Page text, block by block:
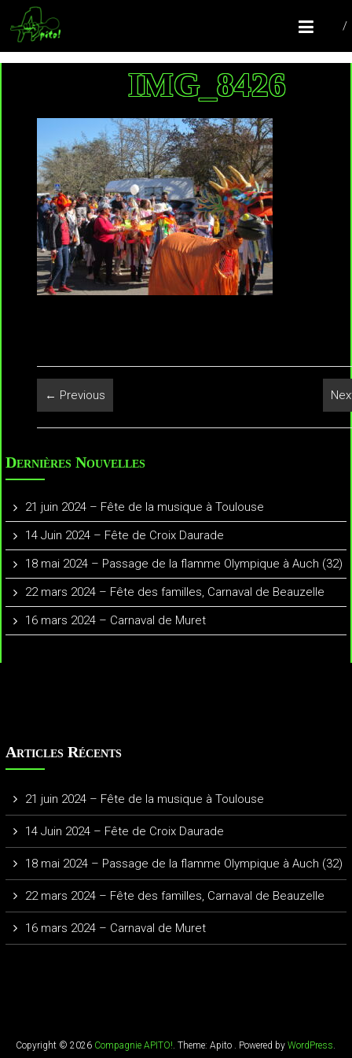
COMPAGNIE APITO!
Batucada Colomiers
IMG_8426
← Previous
Dernières Nouvelles
21 juin 2024 – Fête de la musique à Toulouse
14 Juin 2024 – Fête de Croix Daurade
18 mai 2024 – Passage de la flamme Olympique à Auch (32)
22 mars 2024 – Fête des familles, Carnaval de Beauzelle
16 mars 2024 – Carnaval de Muret
Articles Récents
21 juin 2024 – Fête de la musique à Toulouse
14 Juin 2024 – Fête de Croix Daurade
18 mai 2024 – Passage de la flamme Olympique à Auch (32)
22 mars 2024 – Fête des familles, Carnaval de Beauzelle
16 mars 2024 – Carnaval de Muret
Copyright © 2026 Compagnie APITO!. Theme: Apito . Powered byWordPress.